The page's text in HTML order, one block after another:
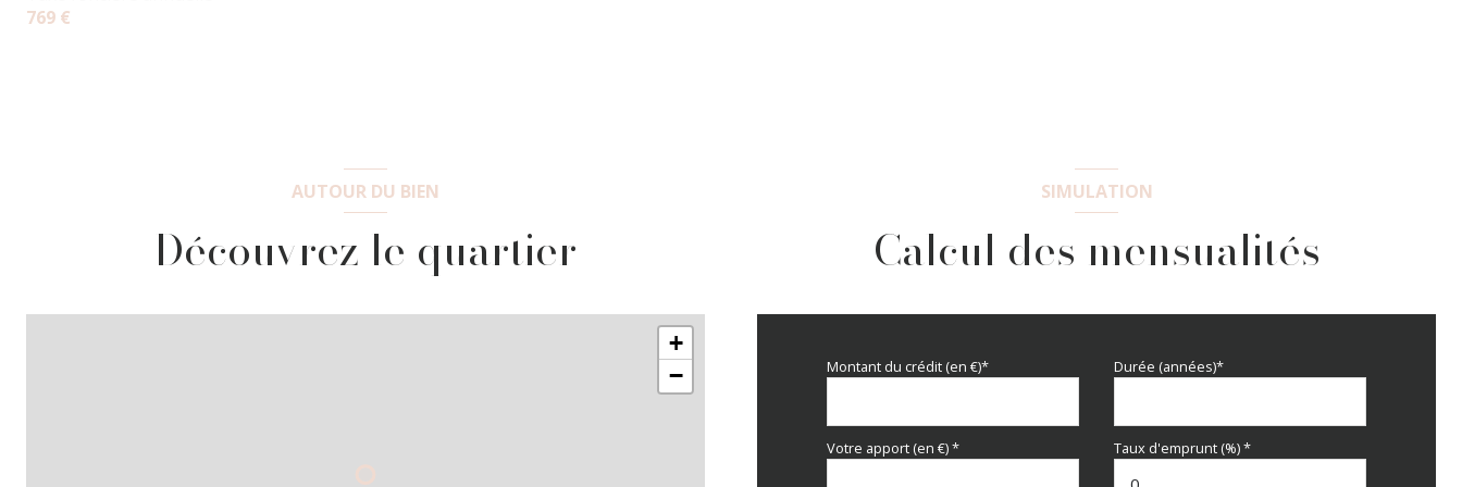
769 €
AUTOUR DU BIEN
Découvrez le quartier
+
−
SIMULATION
Calcul des mensualités
Montant du crédit (en €)* Durée (années)*
Votre apport (en €) * Taux d'emprunt (%) *